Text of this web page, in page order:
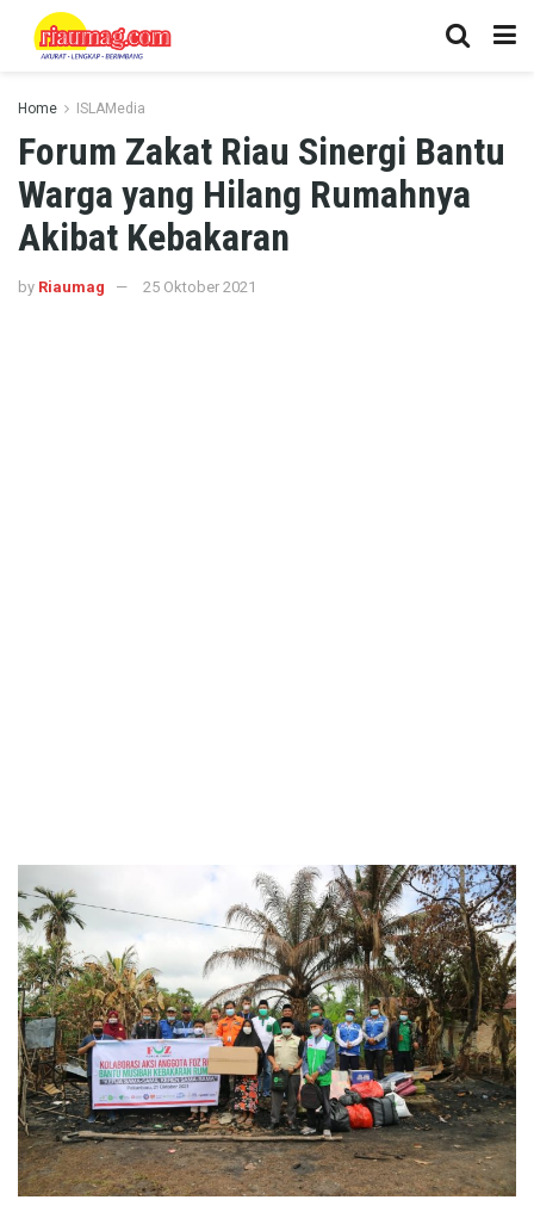
Home ISLAMedia
Forum Zakat Riau Sinergi Bantu
Warga yang Hilang Rumahnya
Akibat Kebakaran
by Riaumag 25 Oktober 2021